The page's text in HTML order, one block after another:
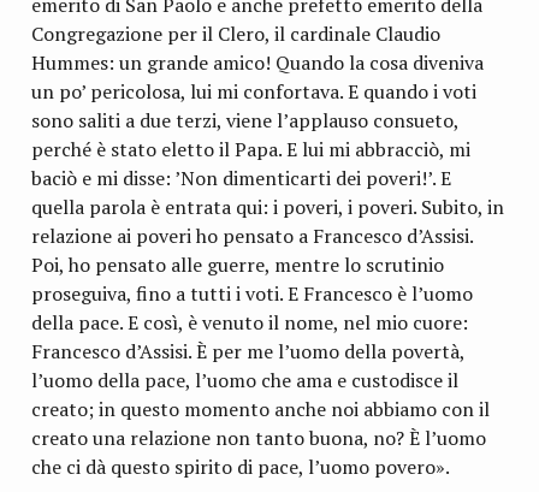
Congregazione per il Clero, il cardinale Claudio
Hummes: un grande amico! Quando la cosa diveniva
un po’ pericolosa, lui mi confortava. E quando i voti
sono saliti a due terzi, viene l’applauso consueto,
perché è stato eletto il Papa. E lui mi abbracciò, mi
baciò e mi disse: ’Non dimenticarti dei poveri!’. E
quella parola è entrata qui: i poveri, i poveri. Subito, in
relazione ai poveri ho pensato a Francesco d’Assisi.
Poi, ho pensato alle guerre, mentre lo scrutinio
proseguiva, fino a tutti i voti. E Francesco è l’uomo
della pace. E così, è venuto il nome, nel mio cuore:
Francesco d’Assisi. È per me l’uomo della povertà,
l’uomo della pace, l’uomo che ama e custodisce il
creato; in questo momento anche noi abbiamo con il
creato una relazione non tanto buona, no? È l’uomo
che ci dà questo spirito di pace, l’uomo povero».